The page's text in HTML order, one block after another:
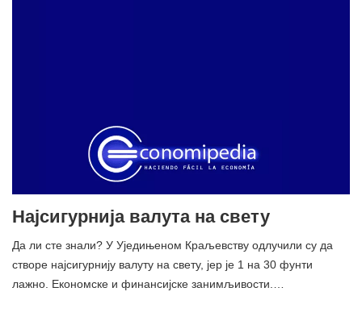
Најсигурнија валута на свету
Да ли сте знали? У Уједињеном Краљевству одлучили су да
створе најсигурнију валуту на свету, јер је 1 на 30 фунти
лажно. Економске и финансијске занимљивости.…